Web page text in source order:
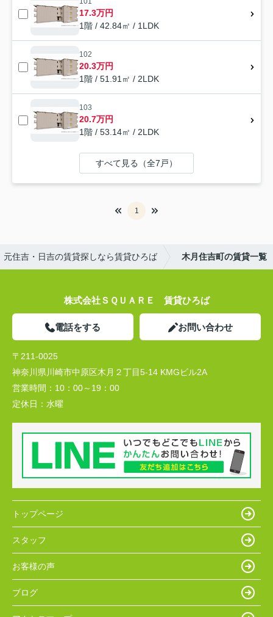
17.3万円
1階 / 42.84㎡ / 1LDK
102
20.3万円
1階 / 51.91㎡ / 2LDK
103
20.7万円
1階 / 53.14㎡ / 2LDK
すべて見る（全7戸）
1
元住吉・日吉の賃貸探しなら賃貸ひろば 木月住吉町の賃貸一覧
株式会社ＳＱＵＡＲＥ 賃貸ひろば
電話をする お問い合わせ
〒211-0025
神奈川県川崎市中原区木月２丁目5-14 KMGビル2A
営業時間： 10：00～19：00
定休日： 水曜
トップページ
スタッフ
お客様の声
ブログ